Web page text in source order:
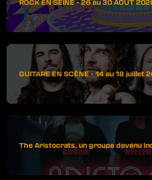
GUITARE EN SCÈNE - 14 au 18 juillet
The Aristocrats, un groupe devenu